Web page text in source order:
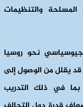
والتنظيمات
نحو روسيا
قد يقلل من الوصول إلى
بما في ذلك التدريب